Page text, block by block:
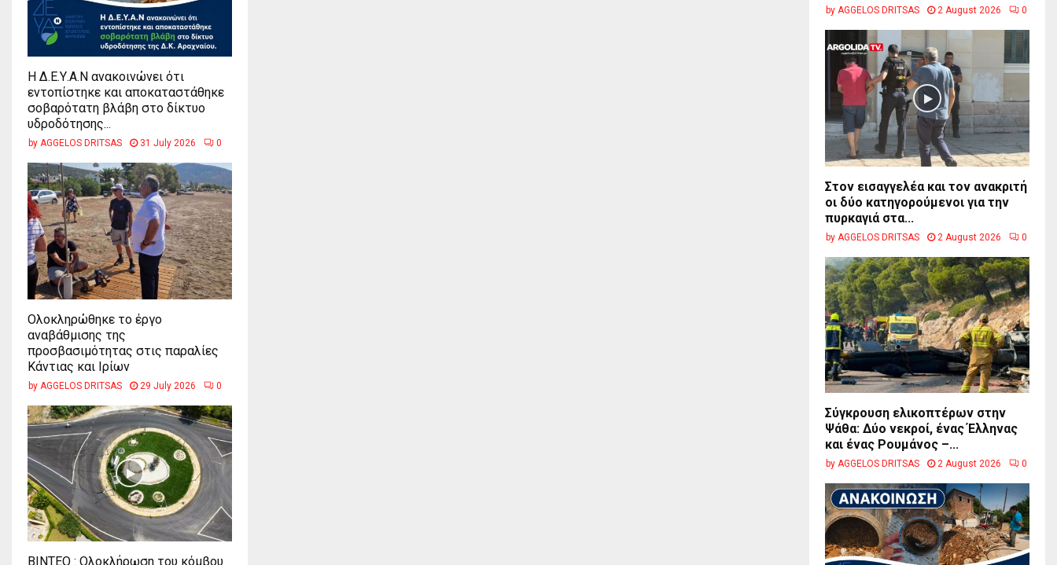
Η Δ.Ε.Υ.Α.Ν ανακοινώνει ότι
εντοπίστηκε και αποκαταστάθηκε
σοβαρότατη βλάβη στο δίκτυο
υδροδότησης...
by AGGELOS DRITSAS 31 July 2026 0
Ολοκληρώθηκε το έργο
αναβάθμισης της
προσβασιμότητας στις παραλίες
Κάντιας και Ιρίων
by AGGELOS DRITSAS 29 July 2026 0
ΒΙΝΤΕΟ : Ολοκλήρωση του κόμβου
by AGGELOS DRITSAS 2 August 2026 0
Στον εισαγγελέα και τον ανακριτή
οι δύο κατηγορούμενοι για την
πυρκαγιά στα...
by AGGELOS DRITSAS 2 August 2026 0
Σύγκρουση ελικοπτέρων στην
Ψάθα: Δύο νεκροί, ένας Έλληνας
και ένας Ρουμάνος –...
by AGGELOS DRITSAS 2 August 2026 0